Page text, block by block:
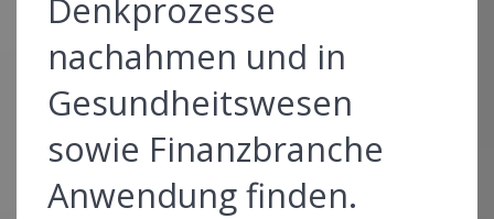
Denkprozesse
nachahmen und in
Gesundheitswesen
sowie Finanzbranche
Anwendung finden.